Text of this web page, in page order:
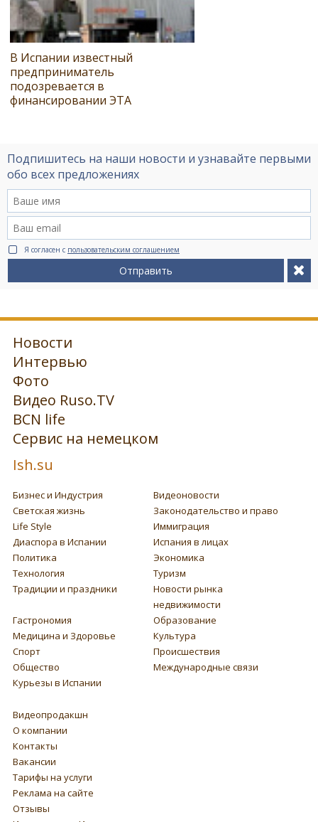
В Испании известный
предприниматель
подозревается в
финансировании ЭТА
Подпишитесь на наши новости и узнавайте первыми
обо всех предложениях
Я согласен с пользовательским соглашением
Отправить
Новости
Интервью
Фото
Видео Ruso.TV
BCN life
Сервис на немецком
Ish.su
Бизнес и Индустрия
Видеоновости
Светская жизнь
Законодательство и право
Life Style
Иммиграция
Диаспора в Испании
Испания в лицах
Политика
Экономика
Технология
Туризм
Традиции и праздники
Новости рынка
недвижимости
Гастрономия
Образование
Медицина и Здоровье
Культура
Спорт
Происшествия
Общество
Международные связи
Курьезы в Испании
Видеопродакшн
О компании
Контакты
Вакансии
Тарифы на услуги
Реклама на сайте
Отзывы